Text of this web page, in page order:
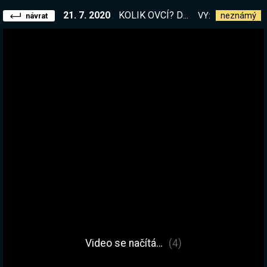
návrat 21. 7. 2020 KOLIK OVCÍ? Dneska chci železo VY: neznámý
Video se načítá… (5)